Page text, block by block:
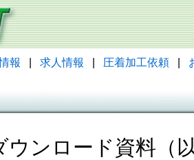
報 求人情報 圧着加工依頼
ウンロード資料（